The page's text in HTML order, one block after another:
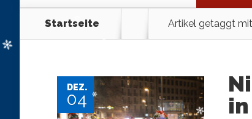
Startseite Artikel getaggt mit
DEZ.
04